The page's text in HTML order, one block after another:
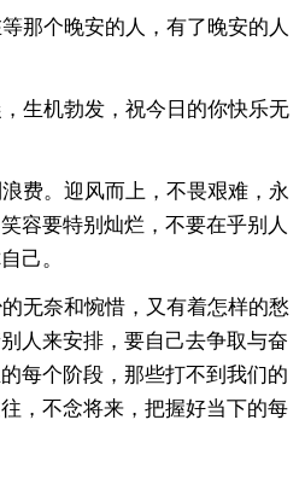
那个晚安的人，有了晚安的人
生机勃发，祝今日的你快乐无
费。迎风而上，不畏艰难，永
容要特别灿烂，不要在乎别人
己。
无奈和惋惜，又有着怎样的愁
人来安排，要自己去争取与奋
每个阶段，那些打不到我们的
，不念将来，把握好当下的每